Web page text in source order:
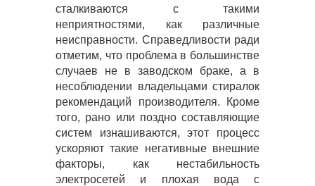
сталкиваются с такими
неприятностями, как различные
неисправности. Справедливости ради
отметим, что проблема в большинстве
случаев не в заводском браке, а в
несоблюдении владельцами стиралок
рекомендаций производителя. Кроме
того, рано или поздно составляющие
систем изнашиваются, этот процесс
ускоряют такие негативные внешние
факторы, как нестабильность
электросетей и плохая вода с